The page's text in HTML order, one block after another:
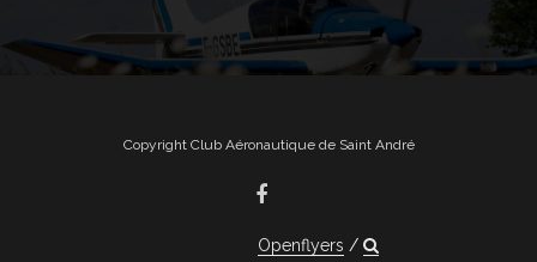
Copyright Club Aéronautique de Saint André
Openflyers